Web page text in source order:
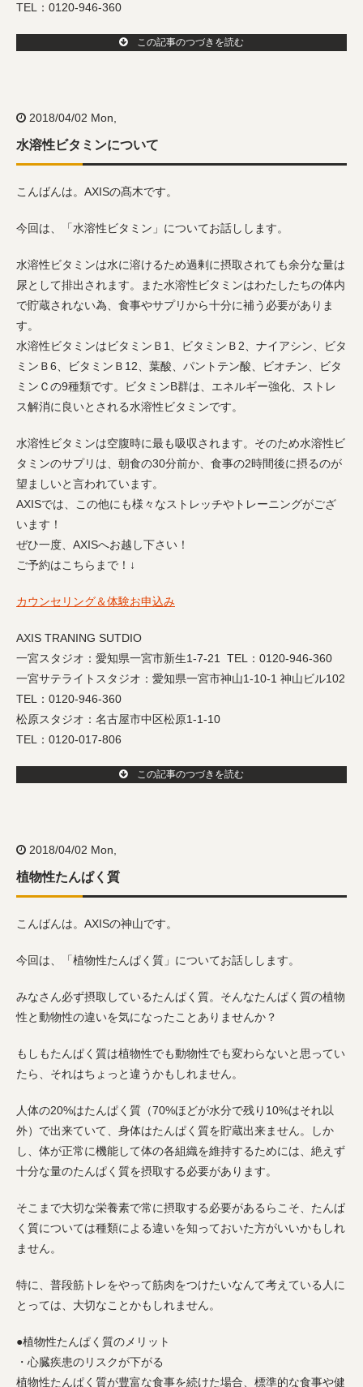
TEL：0120-946-360
この記事のつづきを読む
2018/04/02 Mon,
水溶性ビタミンについて
こんばんは。AXISの髙木です。
今回は、「水溶性ビタミン」についてお話しします。
水溶性ビタミンは水に溶けるため過剰に摂取されても余分な量は
尿として排出されます。また水溶性ビタミンはわたしたちの体内
で貯蔵されない為、食事やサプリから十分に補う必要がありま
す。
水溶性ビタミンはビタミンＢ1、ビタミンＢ2、ナイアシン、ビタ
ミンＢ6、ビタミンＢ12、葉酸、パントテン酸、ビオチン、ビタ
ミンＣの9種類です。ビタミンB群は、エネルギー強化、ストレ
ス解消に良いとされる水溶性ビタミンです。
水溶性ビタミンは空腹時に最も吸収されます。そのため水溶性ビ
タミンのサプリは、朝食の30分前か、食事の2時間後に摂るのが
望ましいと言われています。
AXISでは、この他にも様々なストレッチやトレーニングがござ
います！
ぜひ一度、AXISへお越し下さい！
ご予約はこちらまで！↓
カウンセリング＆体験お申込み
AXIS TRANING SUTDIO
一宮スタジオ：愛知県一宮市新生1-7-21 TEL：0120-946-360
一宮サテライトスタジオ：愛知県一宮市神山1-10-1 神山ビル102
TEL：0120-946-360
松原スタジオ：名古屋市中区松原1-1-10
TEL：0120-017-806
この記事のつづきを読む
2018/04/02 Mon,
植物性たんぱく質
こんばんは。AXISの神山です。
今回は、「植物性たんぱく質」についてお話しします。
みなさん必ず摂取しているたんぱく質。そんなたんぱく質の植物
性と動物性の違いを気になったことありませんか？
もしもたんぱく質は植物性でも動物性でも変わらないと思ってい
たら、それはちょっと違うかもしれません。
人体の20%はたんぱく質（70%ほどが水分で残り10%はそれ以
外）で出来ていて、身体はたんぱく質を貯蔵出来ません。しか
し、体が正常に機能して体の各組織を維持するためには、絶えず
十分な量のたんぱく質を摂取する必要があります。
そこまで大切な栄養素で常に摂取する必要があるらこそ、たんぱ
く質については種類による違いを知っておいた方がいいかもしれ
ません。
特に、普段筋トレをやって筋肉をつけたいなんて考えている人に
とっては、大切なことかもしれません。
●植物性たんぱく質のメリット
・心臓疾患のリスクが下がる
植物性たんぱく質が豊富な食事を続けた場合、標準的な食事や健